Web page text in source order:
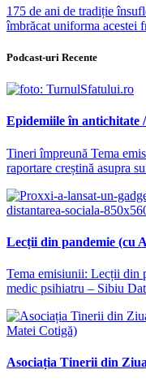
175 de ani de tradiție
îmbrăcat uniforma acestei
Podcast-uri Recente
Epidemiile în antichitate
Tineri împreună Tema
raportare creștină asupra
Lecții din pandemie (cu
Tema emisiunii: Lecții din
medic psihiatru – Sibiu
Asociația Tinerii din